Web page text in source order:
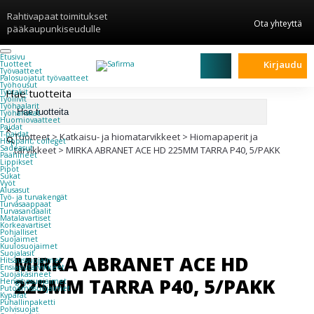
Rahtivapaat toimitukset
pääkaupunkiseudulle
Ota yhteyttä
Etusivu
Tuotteet
Työvaatteet
Palosuojatut työvaatteet
Työhousut
Työtakit
Työliivit
Työhaalarit
Työhanskat
Huomiovaatteet
Paidat
T-paidat
Hupparit, colleget
Sadeasut
Päähineet
Lippikset
Pipot
Sukat
Vyöt
Alusasut
Työ- ja turvakengät
Turvasaappaat
Turvasandaalit
Matalavartiset
Korkeavartiset
Pohjalliset
Suojaimet
Kuulosuojaimet
Suojalasit
Hitsaussuojaimet
Ensiaputarvikkeet
Suojakäsineet
Hengityssuojaimet
Putoamissuojaimet
Kypärät
Puhallinpaketti
Polvisuojat
Kirjaudu
Hae tuotteita
×
Tuotteet>Katkaisu- ja hiomatarvikkeet > Hiomapaperit ja
tarvikkeet> MIRKA ABRANET ACE HD 225MM TARRA P40, 5/PAKK
MIRKA ABRANET ACE HD
225MM TARRA P40, 5/PAKK